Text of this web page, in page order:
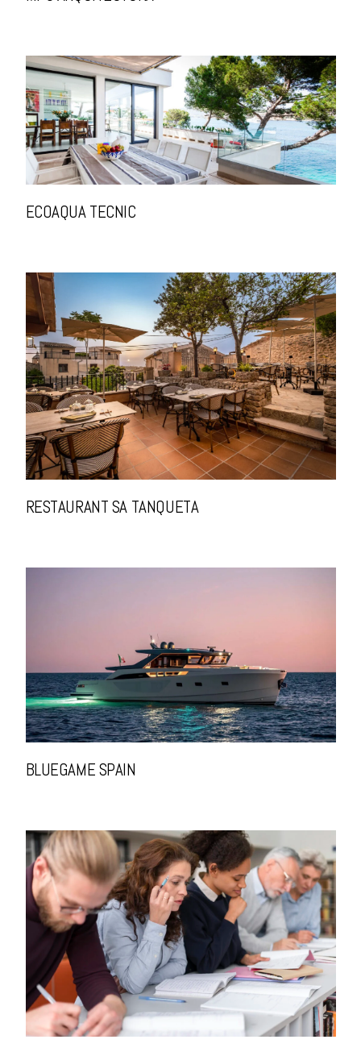
ECOAQUA TECNIC
RESTAURANT SA TANQUETA
BLUEGAME SPAIN